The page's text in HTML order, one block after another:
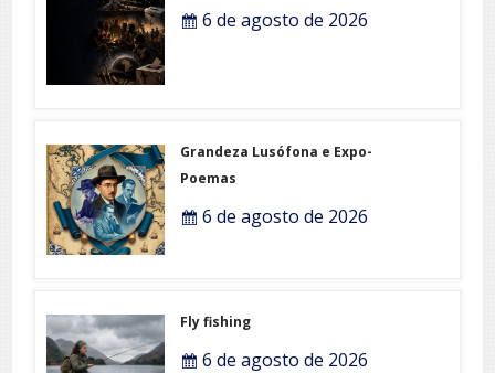
6 de agosto de 2026
Grandeza Lusófona e Expo-
Poemas
6 de agosto de 2026
Fly fishing
6 de agosto de 2026